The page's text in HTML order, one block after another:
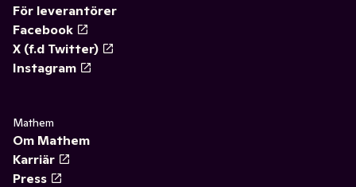
För leverantörer
Facebook
X (f.d Twitter)
Instagram
Mathem
Om Mathem
Karriär
Press